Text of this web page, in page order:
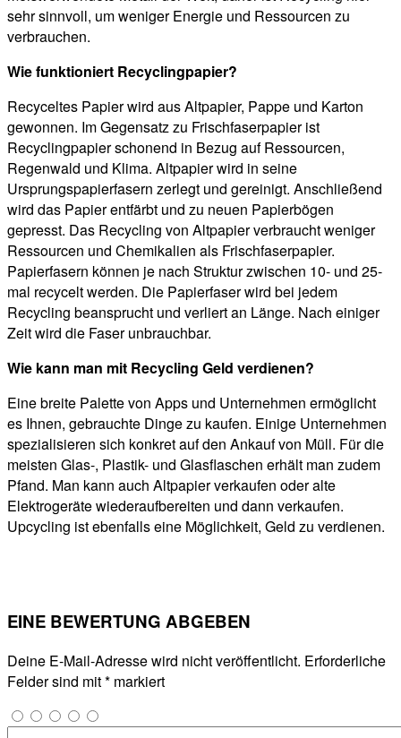
sehr sinnvoll, um weniger Energie und Ressourcen zu
verbrauchen.
Wie funktioniert Recyclingpapier?
Recyceltes Papier wird aus Altpapier, Pappe und Karton
gewonnen. Im Gegensatz zu Frischfaserpapier ist
Recyclingpapier schonend in Bezug auf Ressourcen,
Regenwald und Klima. Altpapier wird in seine
Ursprungspapierfasern zerlegt und gereinigt. Anschließend
wird das Papier entfärbt und zu neuen Papierbögen
gepresst. Das Recycling von Altpapier verbraucht weniger
Ressourcen und Chemikalien als Frischfaserpapier.
Papierfasern können je nach Struktur zwischen 10- und 25-
mal recycelt werden. Die Papierfaser wird bei jedem
Recycling beansprucht und verliert an Länge. Nach einiger
Zeit wird die Faser unbrauchbar.
Wie kann man mit Recycling Geld verdienen?
Eine breite Palette von Apps und Unternehmen ermöglicht
es Ihnen, gebrauchte Dinge zu kaufen. Einige Unternehmen
spezialisieren sich konkret auf den Ankauf von Müll. Für die
meisten Glas-, Plastik- und Glasflaschen erhält man zudem
Pfand. Man kann auch Altpapier verkaufen oder alte
Elektrogeräte wiederaufbereiten und dann verkaufen.
Upcycling ist ebenfalls eine Möglichkeit, Geld zu verdienen.
EINE BEWERTUNG ABGEBEN
Deine E-Mail-Adresse wird nicht veröffentlicht. Erforderliche
Felder sind mit* markiert